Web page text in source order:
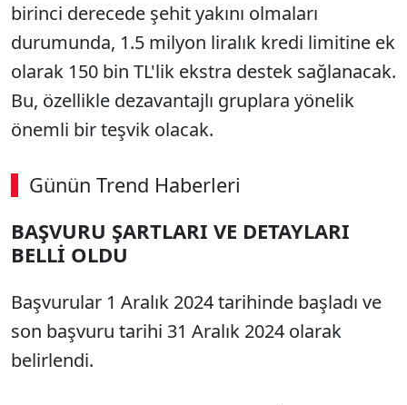
birinci derecede şehit yakını olmaları
durumunda, 1.5 milyon liralık kredi limitine ek
olarak 150 bin TL'lik ekstra destek sağlanacak.
Bu, özellikle dezavantajlı gruplara yönelik
önemli bir teşvik olacak.
Günün Trend Haberleri
BAŞVURU ŞARTLARI VE DETAYLARI
BELLİ OLDU
Başvurular 1 Aralık 2024 tarihinde başladı ve
son başvuru tarihi 31 Aralık 2024 olarak
belirlendi.